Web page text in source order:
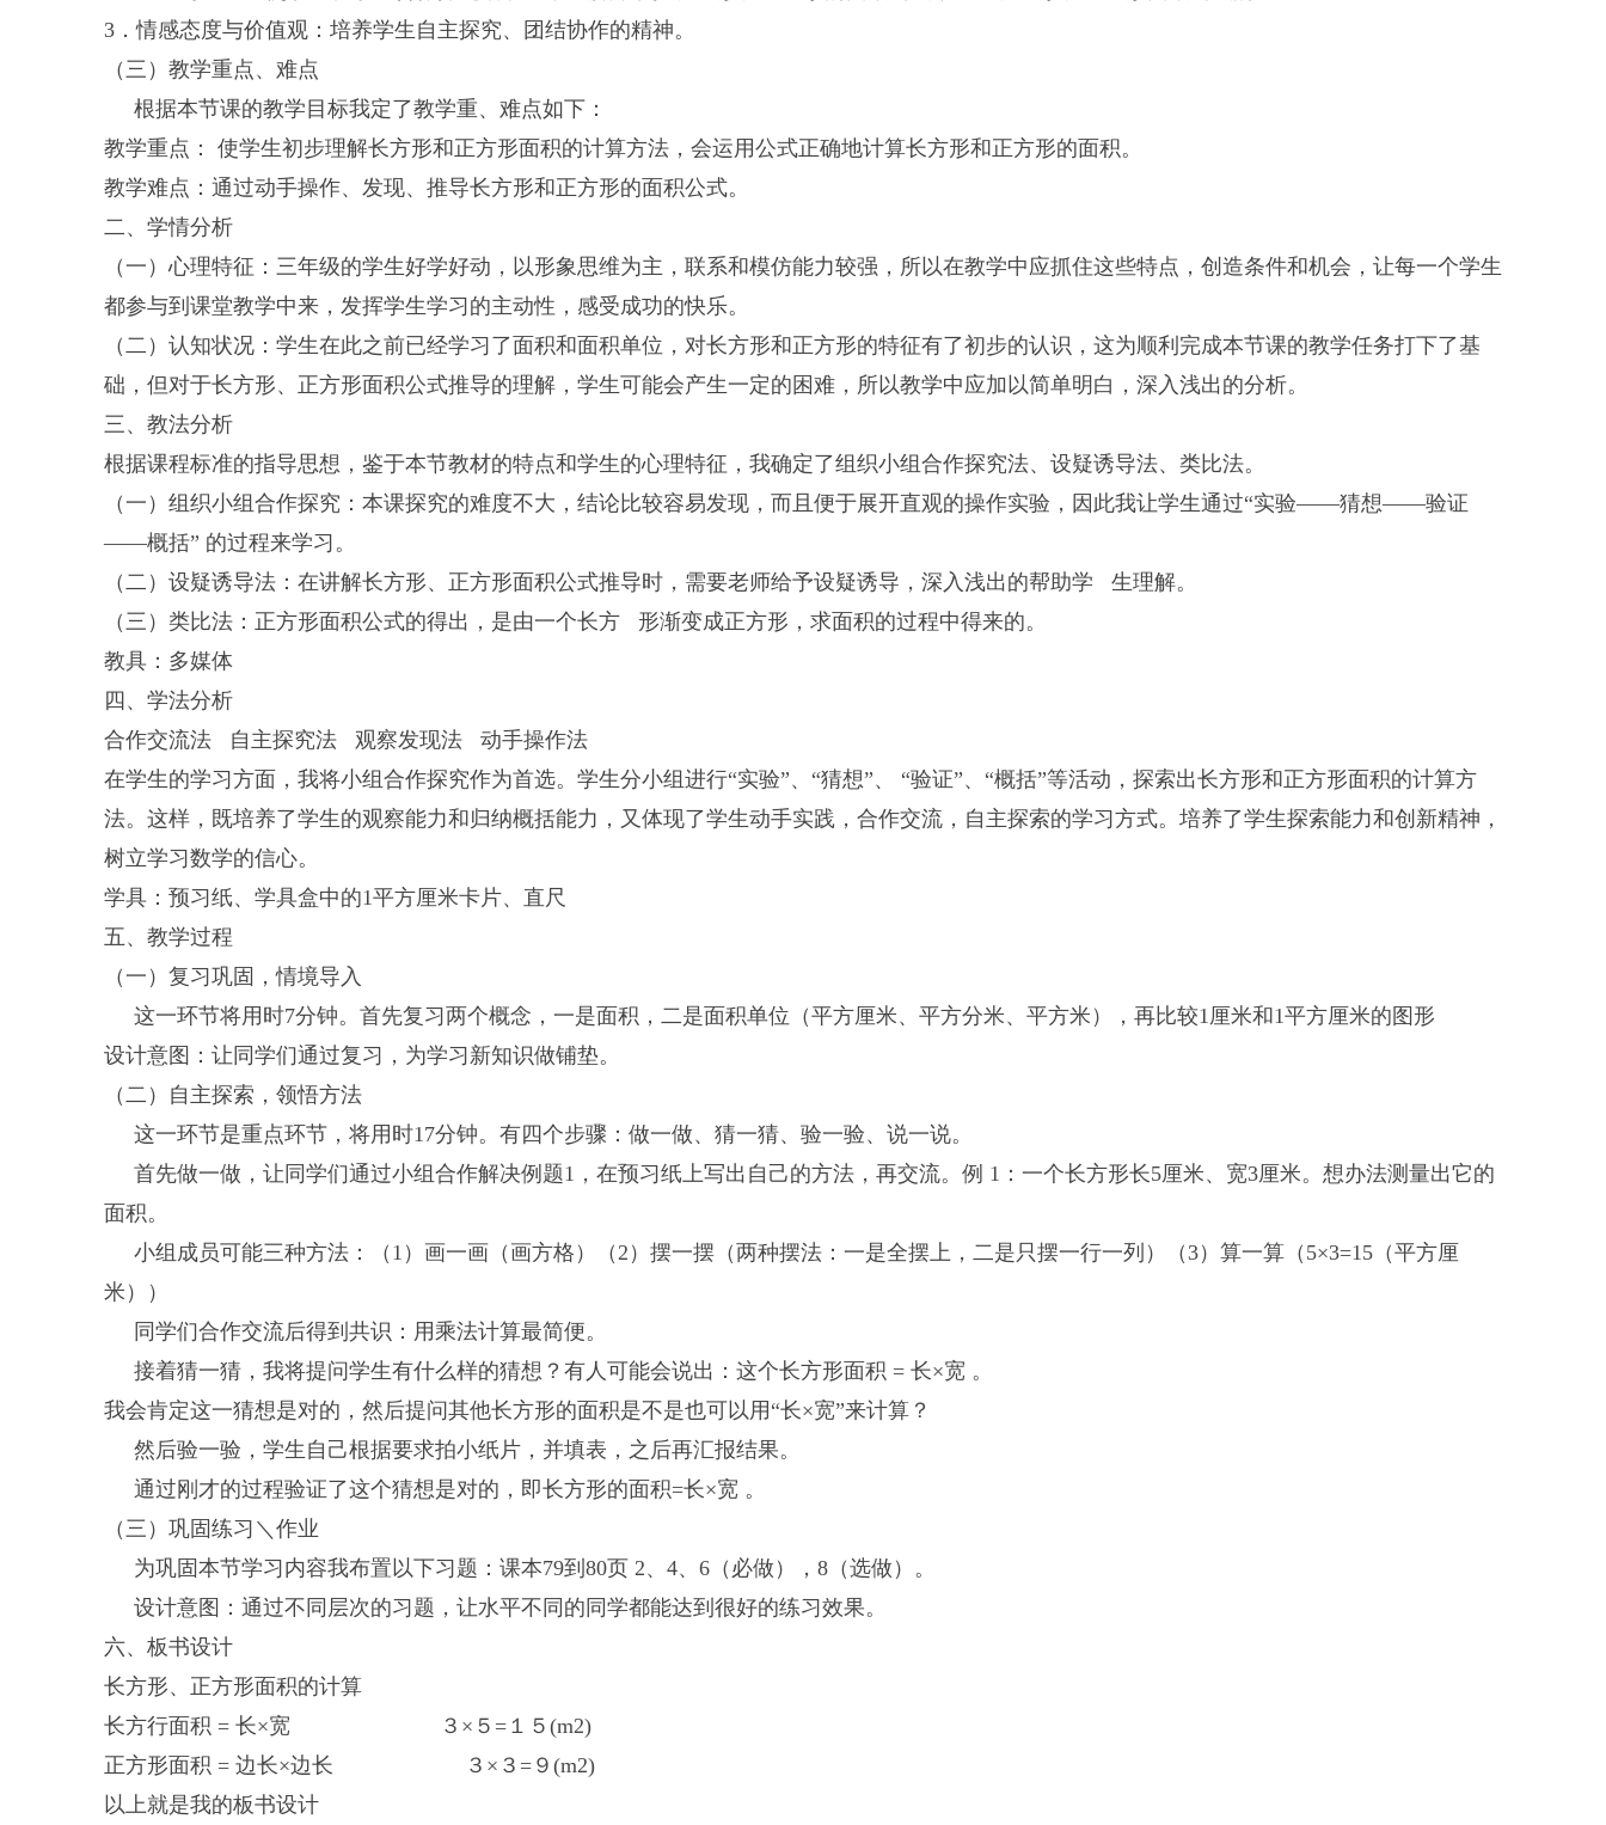
3．情感态度与价值观：培养学生自主探究、团结协作的精神。
（三）教学重点、难点
根据本节课的教学目标我定了教学重、难点如下：
教学重点： 使学生初步理解长方形和正方形面积的计算方法，会运用公式正确地计算长方形和正方形的面积。
教学难点：通过动手操作、发现、推导长方形和正方形的面积公式。
二、学情分析
（一）心理特征：三年级的学生好学好动，以形象思维为主，联系和模仿能力较强，所以在教学中应抓住这些特点，创造条件和机会，让每一个学生
都参与到课堂教学中来，发挥学生学习的主动性，感受成功的快乐。
（二）认知状况：学生在此之前已经学习了面积和面积单位，对长方形和正方形的特征有了初步的认识，这为顺利完成本节课的教学任务打下了基
础，但对于长方形、正方形面积公式推导的理解，学生可能会产生一定的困难，所以教学中应加以简单明白，深入浅出的分析。
三、教法分析
根据课程标准的指导思想，鉴于本节教材的特点和学生的心理特征，我确定了组织小组合作探究法、设疑诱导法、类比法。
（一）组织小组合作探究：本课探究的难度不大，结论比较容易发现，而且便于展开直观的操作实验，因此我让学生通过“实验——猜想——验证
——概括” 的过程来学习。
（二）设疑诱导法：在讲解长方形、正方形面积公式推导时，需要老师给予设疑诱导，深入浅出的帮助学 生理解。
（三）类比法：正方形面积公式的得出，是由一个长方 形渐变成正方形，求面积的过程中得来的。
教具：多媒体
四、学法分析
合作交流法 自主探究法 观察发现法 动手操作法
在学生的学习方面，我将小组合作探究作为首选。学生分小组进行“实验”、“猜想”、 “验证”、“概括”等活动，探索出长方形和正方形面积的计算方
法。这样，既培养了学生的观察能力和归纳概括能力，又体现了学生动手实践，合作交流，自主探索的学习方式。培养了学生探索能力和创新精神，
树立学习数学的信心。
学具：预习纸、学具盒中的1平方厘米卡片、直尺
五、教学过程
（一）复习巩固，情境导入
这一环节将用时7分钟。首先复习两个概念，一是面积，二是面积单位（平方厘米、平方分米、平方米），再比较1厘米和1平方厘米的图形
设计意图：让同学们通过复习，为学习新知识做铺垫。
（二）自主探索，领悟方法
这一环节是重点环节，将用时17分钟。有四个步骤：做一做、猜一猜、验一验、说一说。
首先做一做，让同学们通过小组合作解决例题1，在预习纸上写出自己的方法，再交流。例 1：一个长方形长5厘米、宽3厘米。想办法测量出它的
面积。
小组成员可能三种方法：（1）画一画（画方格）（2）摆一摆（两种摆法：一是全摆上，二是只摆一行一列）（3）算一算（5×3=15（平方厘
米））
同学们合作交流后得到共识：用乘法计算最简便。
接着猜一猜，我将提问学生有什么样的猜想？有人可能会说出：这个长方形面积 = 长×宽 。
我会肯定这一猜想是对的，然后提问其他长方形的面积是不是也可以用“长×宽”来计算？
然后验一验，学生自己根据要求拍小纸片，并填表，之后再汇报结果。
通过刚才的过程验证了这个猜想是对的，即长方形的面积=长×宽 。
（三）巩固练习＼作业
为巩固本节学习内容我布置以下习题：课本79到80页 2、4、6（必做），8（选做）。
设计意图：通过不同层次的习题，让水平不同的同学都能达到很好的练习效果。
六、板书设计
长方形、正方形面积的计算
长方行面积 = 长×宽 ３×５=１５(m2)
正方形面积 = 边长×边长 ３×３=９(m2)
以上就是我的板书设计